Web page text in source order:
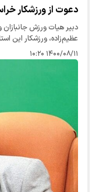
دعوت از ورزشکار
دبیر هیات ورزش
عظیم‌زاده، ورزشکار این
هفت نفره ویژه افراد
۱۴۰۰/۰۸/۱۱ ۱۰:۲۰